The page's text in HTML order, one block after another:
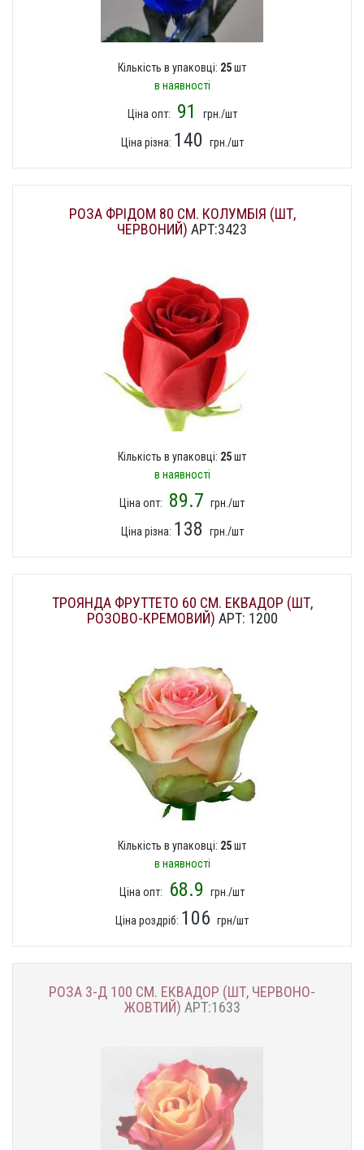
Кількість в упаковці: 25шт
в наявності
Ціна опт: 91 грн./шт
Ціна різна: 140 грн./шт
РОЗА ФРІДОМ 80 СМ. КОЛУМБІЯ (ШТ,
ЧЕРВОНИЙ) АРТ:3423
Кількість в упаковці: 25шт
в наявності
Ціна опт: 89.7 грн./шт
Ціна різна: 138 грн./шт
ТРОЯНДА ФРУТТЕТО 60 СМ. ЕКВАДОР (ШТ,
РОЗОВО-КРЕМОВИЙ) АРТ: 1200
Кількість в упаковці: 25шт
в наявності
Ціна опт: 68.9 грн./шт
Ціна роздріб: 106 грн/шт
РОЗА 3-Д 100 СМ. ЕКВАДОР (ШТ, ЧЕРВОНО-
ЖОВТИЙ) АРТ:1633